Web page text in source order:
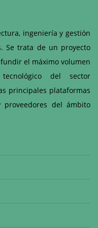
ingeniería y gestión
Se trata de un proyecto
el máximo volumen
del sector
principales plataformas
del ámbito